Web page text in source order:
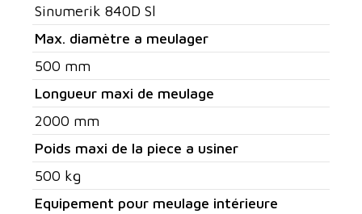
Sinumerik 840D Sl
Max. diamètre a meulager
500 mm
Longueur maxi de meulage
2000 mm
Poids maxi de la piece a usiner
500 kg
Equipement pour meulage intérieure